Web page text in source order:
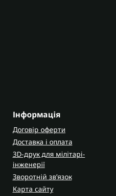
Інформація
Договір оферти
Доставка і оплата
3D-друк для мілітарі-
інженерії
Зворотній зв’язок
Карта сайту